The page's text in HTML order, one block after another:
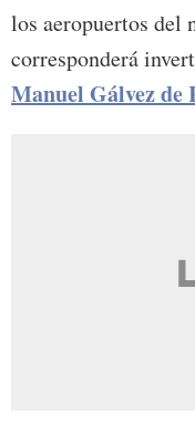
los aeropuertos del
corresponderá
Manuel Gálvez de